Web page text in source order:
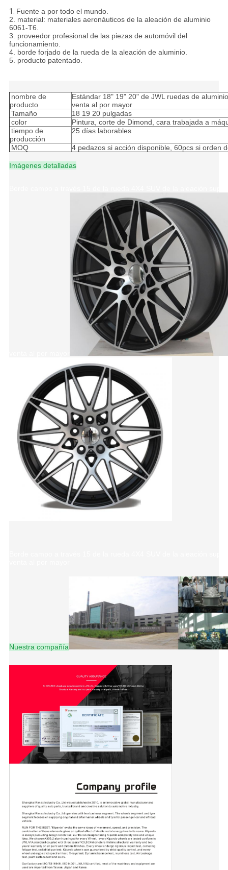
1. Fuente a por todo el mundo.
2. material: materiales aeronáuticos de la aleación de aluminio
6061-T6.
3. proveedor profesional de las piezas de automóvil del
funcionamiento.
4. borde forjado de la rueda de la aleación de aluminio.
5. producto patentado.
nombre de
producto
Estándar 18" 19" 20" de JWL ruedas de
venta al por mayor
Tamaño
18 19 20 pulgadas
color
Pintura, corte de Dimond, cara trabajada a
tiempo de
producción
25 días laborables
MOQ 4 pedazos si acción disponible, 60pcs si orden
Imágenes detalladas
Nuestra compañía